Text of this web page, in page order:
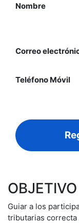
Nombre
Correo
Teléfono Móvil
OBJETIVO
Guiar a los
tributarias correcta